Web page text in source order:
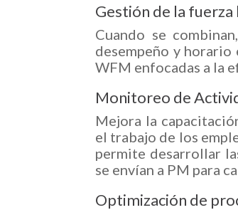
Gestión de la
Cuando se
desempeño y
WFM enfocadas a la
Monitoreo de
Mejora la
el trabajo de los
permite desarrollar
se envían a PM para
Optimización de